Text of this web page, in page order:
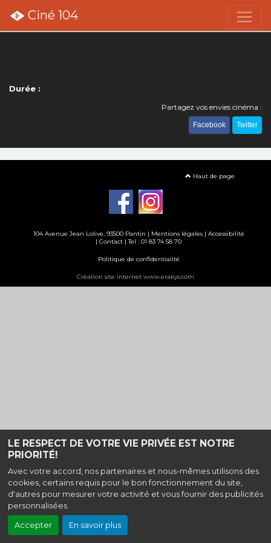
LE RESPECT DE VOTRE VIE PRIVÉE EST NOTRE
PRIORITÉ!
Avec votre accord, nos partenaires et nous-mêmes utilisons des
cookies, certains requis pour le bon fonctionnement du site,
d'autres pour mesurer votre activité et vous fournir des publicités
personnalisées.
Accepter En savoir plus
Ciné 104
Durée :
Partagez vos envies cinéma :
Facebook Twitter
Haut de page
104 Avenue Jean Lolive, 93500 Pantin | Mentions légales| Accessibilité
| Contact | Tel : 01 83 74 58 70
Politique de confidentialité
Création site internet www.erakys.com